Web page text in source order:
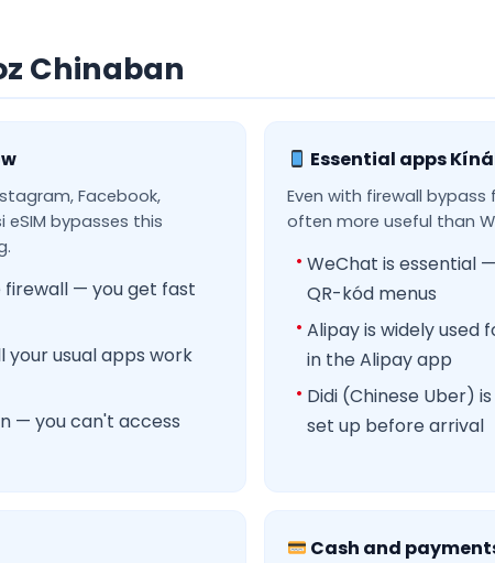
Chinaban
Facebook,
bypasses this
firewall — you get fast
your usual apps work
— you can't access
Essential apps
Even with firewall bypass
often more useful than
WeChat is essential
QR-kód menus
Alipay is widely
in the Alipay app
Didi (Chinese Uber)
set up before arrival
Cash and